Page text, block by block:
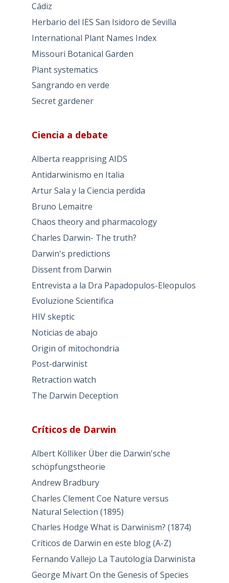
Cádiz
Herbario del IES San Isidoro de Sevilla
International Plant Names Index
Missouri Botanical Garden
Plant systematics
Sangrando en verde
Secret gardener
Ciencia a debate
Alberta reapprising AIDS
Antidarwinismo en Italia
Artur Sala y la Ciencia perdida
Bruno Lemaitre
Chaos theory and pharmacology
Charles Darwin- The truth?
Darwin's predictions
Dissent from Darwin
Entrevista a la Dra Papadopulos-Eleopulos
Evoluzione Scientifica
HIV skeptic
Noticias de abajo
Origin of mitochondria
Post-darwinist
Retraction watch
The Darwin Deception
Críticos de Darwin
Albert Kölliker Über die Darwin'sche
schöpfungstheorie
Andrew Bradbury
Charles Clement Coe Nature versus
Natural Selection (1895)
Charles Hodge What is Darwinism? (1874)
Críticos de Darwin en este blog (A-Z)
Fernando Vallejo La Tautología Darwinista
George Mivart On the Genesis of Species